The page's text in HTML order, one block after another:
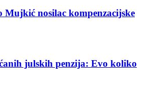
nosilac kompenzacijske
julskih penzija: Evo koliko